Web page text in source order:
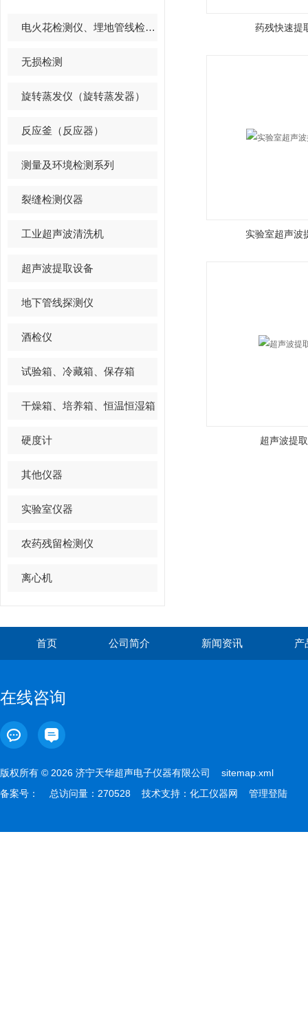
电火花检测仪、埋地管线检测仪
无损检测
旋转蒸发仪（旋转蒸发器）
反应釜（反应器）
测量及环境检测系列
裂缝检测仪器
工业超声波清洗机
超声波提取设备
地下管线探测仪
酒检仪
试验箱、冷藏箱、保存箱
干燥箱、培养箱、恒温恒湿箱
硬度计
其他仪器
实验室仪器
农药残留检测仪
离心机
药残快速提
实验室超声波
超声波提
首页 公司简介 新闻资讯 产
在线咨询
版权所有 © 2026 济宁天华超声电子仪器有限公司 sitemap.xml
备案号：
总访问量：270528 技术支持： 化工仪器网 管理登陆